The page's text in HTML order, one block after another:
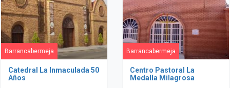
Barrancabermeja
Catedral La Inmaculada 50
Años
Barrancabermeja
Centro Pastoral La
Medalla Milagrosa